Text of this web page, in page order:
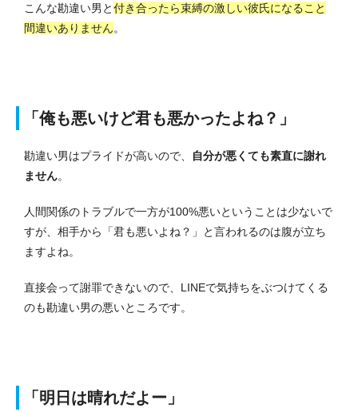
こんな勘違い男と付き合ったら束縛の激しい彼氏になること
間違いありません。
「俺も悪いけど君も悪かったよね？」
勘違い男はプライドが高いので、
自分が悪くても素直に謝れ
ません。
人間関係のトラブルで一方が100%悪いということは少ないで
すが、相手から「君も悪いよね？」と言われるのは腹が立ち
ますよね。
直接会って謝罪できないので、LINEで気持ちをぶつけてくる
のも勘違い男の悪いところです。
「明日は晴れだよー」